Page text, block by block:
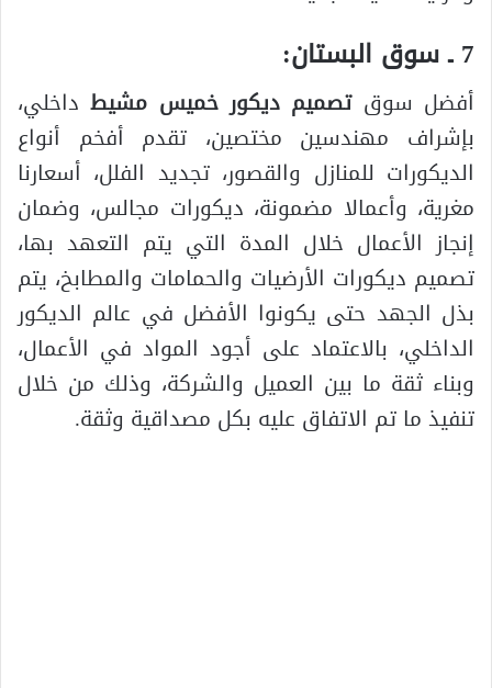
7 ـ سوق البستان:
أفضل سوقتصميم ديكور خميس مشيطداخلي،
بإشراف مهندسين مختصين، تقدم أفخم أنواع
الديكورات للمنازل والقصور، تجديد الفلل، أسعارنا
مغرية، وأعمالا مضمونة، ديكورات مجالس، وضمان
إنجاز الأعمال خلال المدة التي يتم التعهد بها،
تصميم ديكورات الأرضيات والحمامات والمطابخ، يتم
بذل الجهد حتى يكونوا الأفضل في عالم الديكور
الداخلي، بالاعتماد على أجود المواد في الأعمال،
وبناء ثقة ما بين العميل والشركة، وذلك من خلال
تنفيذ ما تم الاتفاق عليه بكل مصداقية وثقة.